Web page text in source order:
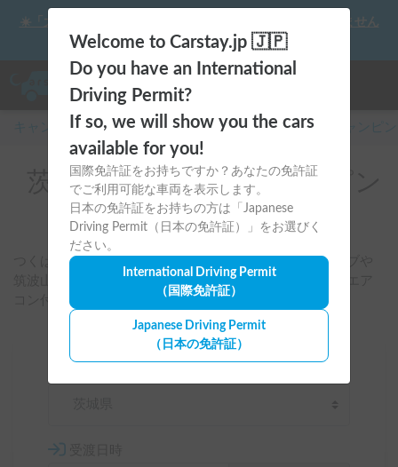
Welcome to Carstay.jp 🇯🇵
Do you have an International
Driving Permit?
If so, we will show you the cars
available for you!
国際免許証をお持ちですか？あなたの免許証
でご利用可能な車両を表示します。
日本の免許証をお持ちの方は「Japanese
Driving Permit（日本の免許証）」をお選びく
ださい。
International Driving Permit
（国際免許証）
Japanese Driving Permit
（日本の免許証）
☀️「大曲の花火」をキャンピングカーで最高の思い出にしません
か？
キャンピングカー・車中泊スポット予約はCarstay
茨城県のレンタルキャンピン
グカー
つくば・土浦・ひたちなか周辺を起点に、海沿いドライブや
筑波山、フェス・イベント遠征に合う車両を検索可能。エア
コン付きやファミリー向け車両も条件別に探せます。